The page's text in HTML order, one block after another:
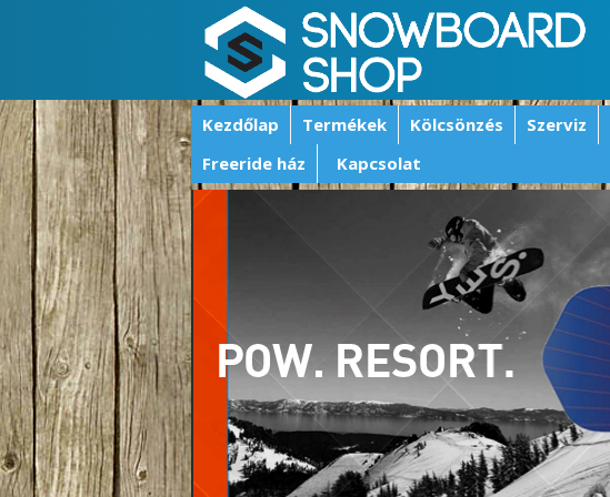
Kezdőlap Termékek Kölcsönzés Szerviz
Freeride ház
Kapcsolat